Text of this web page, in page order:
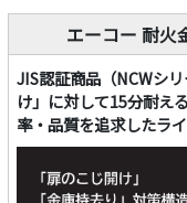
エーコー 耐火
JIS認証商品（NCWシ
け」に対して15分耐え
率・品質を追求したライ